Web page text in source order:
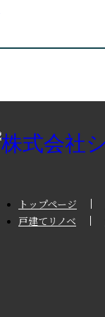
トップページ
戸建てリノベ